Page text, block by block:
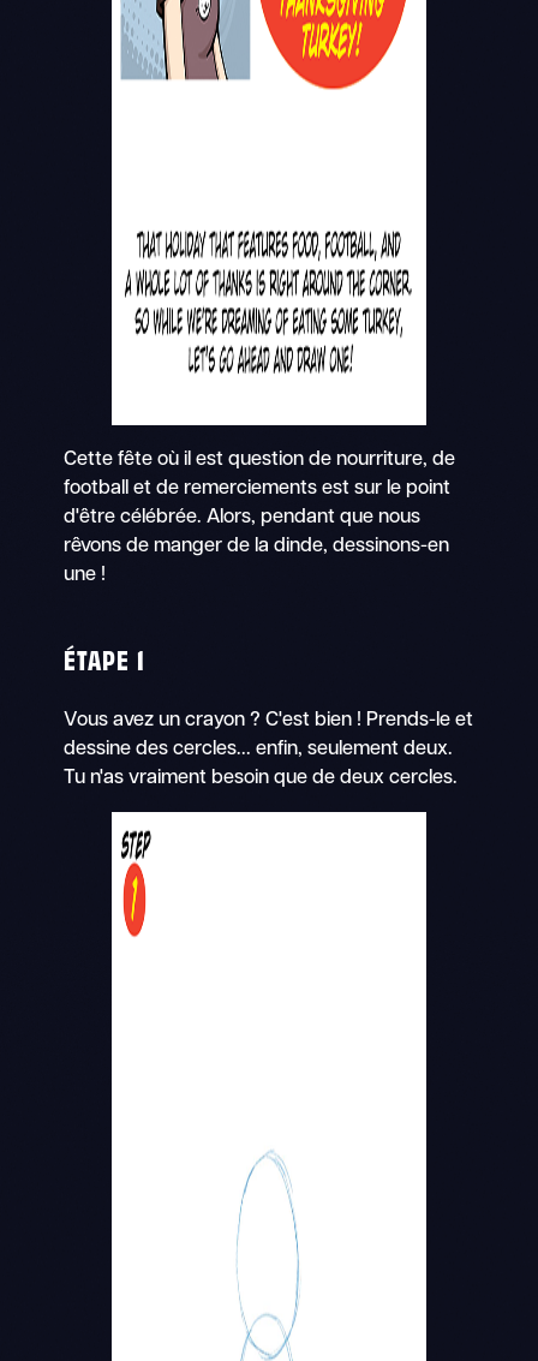
Cette fête où il est question de nourriture, de
football et de remerciements est sur le point
d'être célébrée. Alors, pendant que nous
rêvons de manger de la dinde, dessinons-en
une !
ÉTAPE 1
Vous avez un crayon ? C'est bien ! Prends-le et
dessine des cercles... enfin, seulement deux.
Tu n'as vraiment besoin que de deux cercles.